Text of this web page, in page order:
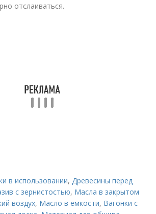
отслаиваться.
в использовании,Древесины перед
с зернистостью, Масла в закрытом
воздух, Масло в емкости, Вагонки с